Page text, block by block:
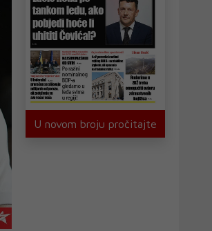
U novom broju pročitajte